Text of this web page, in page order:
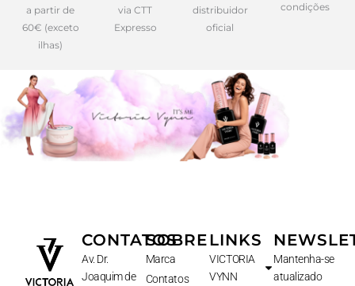
a partir de
60€ (exceto
ilhas)
via CTT
Expresso
distribuidor
oficial
condições
CONTATOS
Av. Dr.
Joaquim de
SOBRE
Marca
Contatos
LINKS
VICTORIA
VYNN
Mantenha-se
atualizado